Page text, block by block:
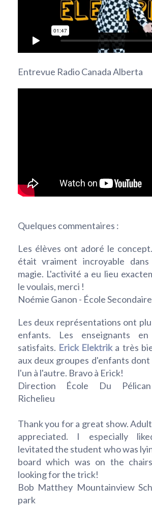
Entrevue Radio Canada Alberta
Quelques commentaires :
Les élèves ont adoré le concept.
était vraiment incroyable
magie. L'activité a eu lieu
le voulais, merci !
Noémie Ganon - École
Les deux représentations ont
enfants. Les enseignants
satisfaits. Erick Elektrika très
aux deux groupes d'enfants
l'un à l'autre. Bravo à Erick!
Direction École Du Pélican
Richelieu
Thank you for a great show.
appreciated. I especially
levitated the student who was
board which was on the
looking for the trick!
Bob Matthey Mountainview
park